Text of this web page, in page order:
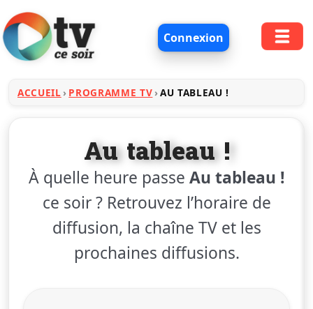
Connexion
ACCUEIL PROGRAMME TV AU TABLEAU !
Au tableau !
À quelle heure passe Au tableau !
ce soir ? Retrouvez l’horaire de
diffusion, la chaîne TV et les
prochaines diffusions.